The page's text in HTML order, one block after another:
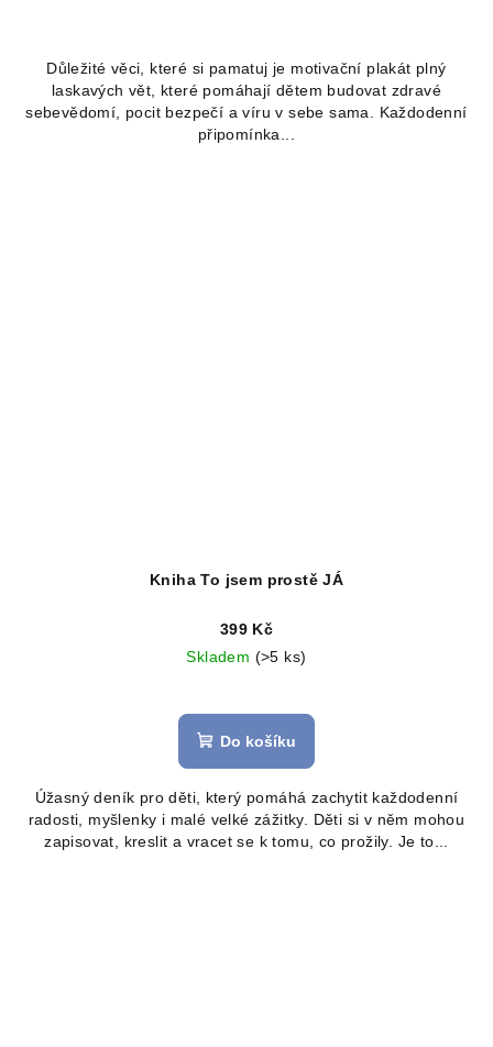
Důležité věci, které si pamatuj je motivační plakát plný
laskavých vět, které pomáhají dětem budovat zdravé
sebevědomí, pocit bezpečí a víru v sebe sama. Každodenní
připomínka...
Kniha To jsem prostě JÁ
399 Kč
Skladem (>5 ks)
hodnocení
produktu
z
5
hvězdiček.
Do košíku
Úžasný deník pro děti, který pomáhá zachytit každodenní
radosti, myšlenky i malé velké zážitky. Děti si v něm mohou
zapisovat, kreslit a vracet se k tomu, co prožily. Je to...